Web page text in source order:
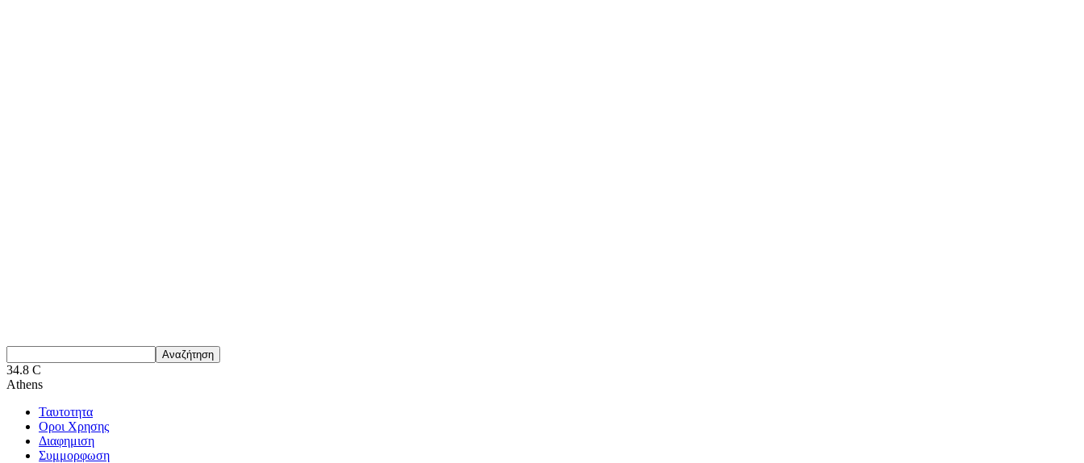
34.8 C
Athens
Ταυτοτητα
Οροι Χρησης
Διαφημιση
Συμμορφωση